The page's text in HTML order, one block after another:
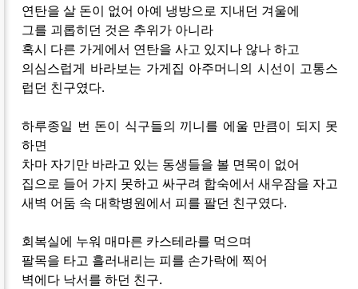
연탄을 살 돈이 없어 아예 냉방으로 지내던 겨울에
그를 괴롭히던 것은 추위가 아니라
혹시 다른 가게에서 연탄을 사고 있지나 않나 하고
의심스럽게 바라보는 가게집 아주머니의 시선이 고통스
럽던 친구였다.
하루종일 번 돈이 식구들의 끼니를 에울 만큼이 되지 못
하면
차마 자기만 바라고 있는 동생들을 볼 면목이 없어
집으로 들어 가지 못하고 싸구려 합숙에서 새우잠을 자고
새벽 어둠 속 대학병원에서 피를 팔던 친구였다.
회복실에 누워 매마른 카스테라를 먹으며
팔목을 타고 흘러내리는 피를 손가락에 찍어
벽에다 낙서를 하던 친구.